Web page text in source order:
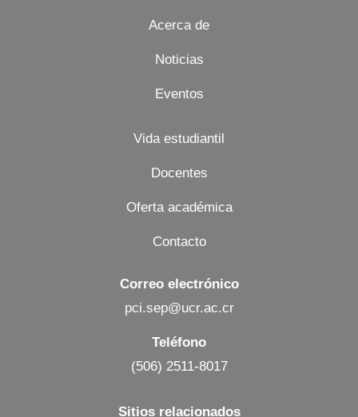
Acerca de
Noticias
Eventos
Vida estudiantil
Docentes
Oferta académica
Contacto
Correo electrónico
pci.sep@ucr.ac.cr
Teléfono
(506) 2511-8017
Sitios relacionados